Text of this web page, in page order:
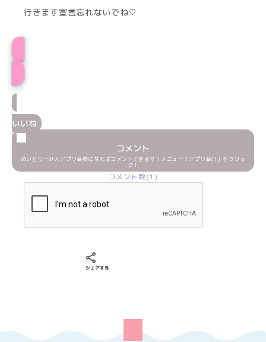
行きます宣言忘れないでね♡
いいね
コメント
めいどりーみんアプリ会員になればコメントできます！メニュー「アプリ紹介」をクリッ
ク！
コメント数(1)
シェアする